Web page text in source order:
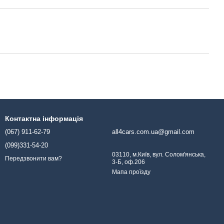
Контактна інформація
(067) 911-62-79
(099)331-54-20
Передзвонити вам?
all4cars.com.ua@gmail.com
03110, м.Київ, вул. Солом'янська,
3-Б, оф.206
Мапа проїзду